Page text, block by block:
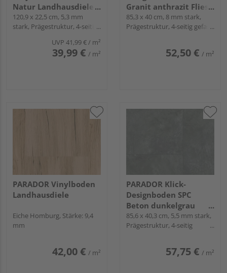
Natur Landhausdiele -
Basic 5.3
120,9 x 22,5 cm, 5,3 mm
stark, Prägestruktur, 4-seitig
UVP 41,99 € / m²
39,99 € / m²
Granit anthrazit Fliese
- Modular One
85,3 x 40 cm, 8 mm stark,
Prägestruktur, 4-seitig gefast,
52,50 € / m²
PARADOR Vinylboden
Landhausdiele
Eiche Homburg, Stärke: 9,4
mm
42,00 € / m²
PARADOR Klick-
Designboden SPC
Beton dunkelgrau
Fliese - Modular One
Hydron
85,6 x 40,3 cm, 5,5 mm stark,
Prägestruktur, 4-seitig
57,75 € / m²